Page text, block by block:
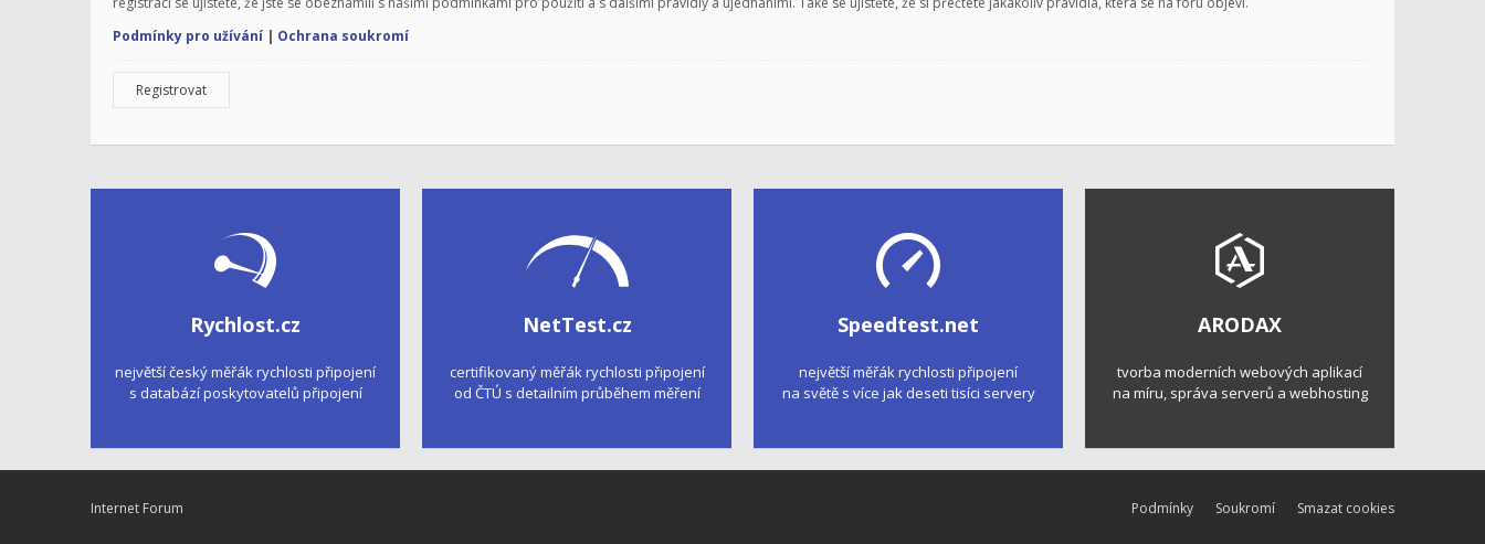
Podmínky pro užívání | Ochrana soukromí
Registrovat
Rychlost.cz
největší český měřák rychlosti připojení
s databází poskytovatelů připojení
NetTest.cz
certifikovaný měřák rychlosti připojení
od ČTÚ s detailním průběhem měření
Speedtest.net
největší měřák rychlosti připojení
na světě s více jak deseti tisíci servery
ARODAX
tvorba moderních webových aplikací
na míru, správa serverů a webhosting
Internet Forum Smazat cookies
Soukromí
Podmínky